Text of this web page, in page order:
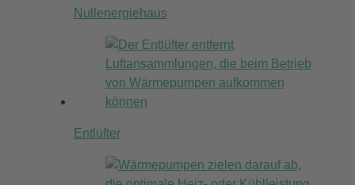
Nullenergiehaus
Entlüfter